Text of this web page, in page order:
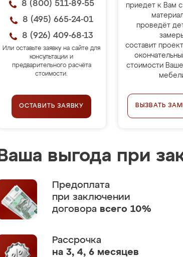
8 (800) 511-89-55
8 (495) 665-24-01
8 (926) 409-68-13
Или оставьте заявку на сайте для
консультации и
предварительного расчёта
стоимости.
ОСТАВИТЬ ЗАЯВКУ
приедет к Вам с
проведёт
составит
стоимости
ВЫЗВАТЬ
Ваша выгода при
Предоплата
при заключении
договора всего 10%
Рассрочка
на 3, 4, 6 месяцев